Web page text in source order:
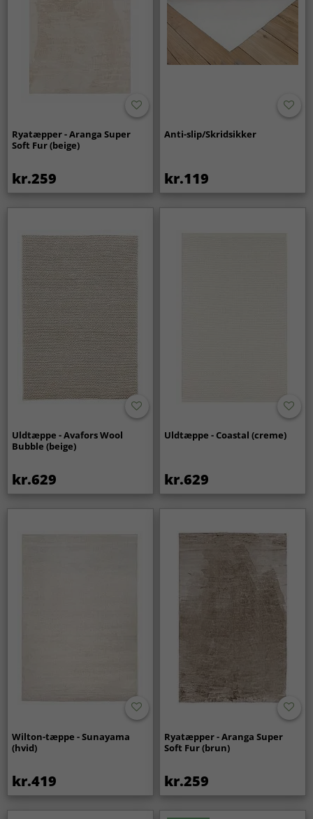
Ryatæpper - Aranga Super
Soft Fur (beige)
kr.259
Anti-slip/Skridsikker
kr.119
Uldtæppe - Avafors Wool
Bubble (beige)
kr.629
Uldtæppe - Coastal (creme)
kr.629
Wilton-tæppe - Sunayama
(hvid)
kr.419
Ryatæpper - Aranga Super
Soft Fur (brun)
kr.259